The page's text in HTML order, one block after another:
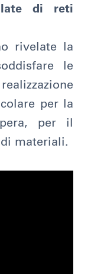
di reti
rivelate la
le
per la
per il
materiali.